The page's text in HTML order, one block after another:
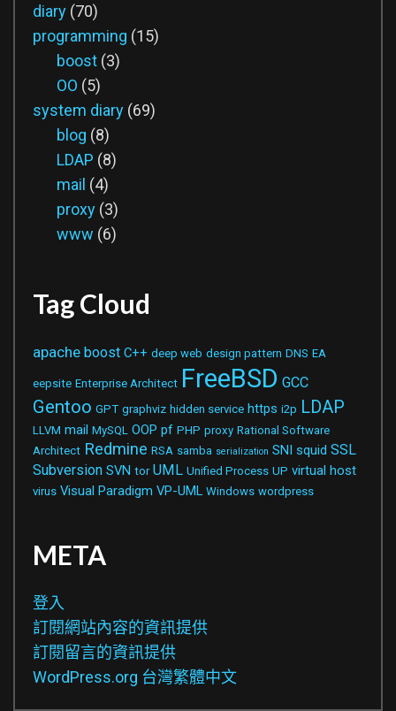
diary (70)
programming (15)
boost (3)
OO (5)
system diary (69)
blog (8)
LDAP (8)
mail (4)
proxy (3)
www (6)
Tag Cloud
apache boost C++ deep web design pattern DNS EA
eepsite Enterprise Architect FreeBSD GCC
Gentoo GPT graphviz hidden service https i2p LDAP
LLVM mail MySQL OOP pf PHP proxy Rational Software
Architect Redmine RSA samba serialization SNI squid SSL
Subversion SVN tor UML Unified Process UP virtual host
virus Visual Paradigm VP-UML Windows wordpress
META
登入
訂閱網站內容的資訊提供
訂閱留言的資訊提供
WordPress.org 台灣繁體中文